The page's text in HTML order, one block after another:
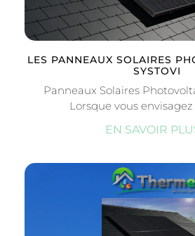
LES PANNEAUX SOLAIRES
SYSTOVI
Panneaux Solaires
Lorsque vous
EN SAVOIR